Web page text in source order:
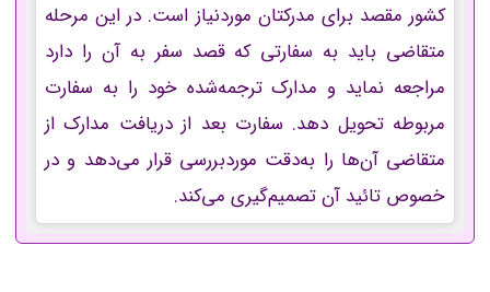
کشور مقصد برای مدرکتان موردنیاز است. در این مرحله
متقاضی باید به سفارتی که قصد سفر به آن را دارد
مراجعه نماید و مدارک ترجمه‌شده خود را به سفارت
مربوطه تحویل دهد. سفارت بعد از دریافت مدارک از
متقاضی آن‌ها را به‌دقت موردبررسی قرار می‌دهد و در
خصوص تائید آن تصمیم‌گیری می‌کند.